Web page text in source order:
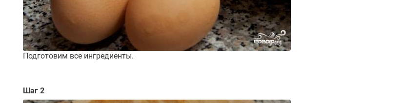
Подготовим все ингредиенты.
Шаг 2